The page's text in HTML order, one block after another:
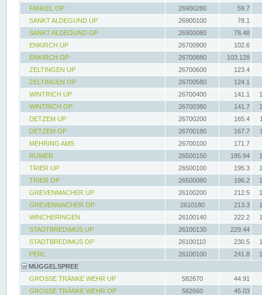
FANKEL OP
26900280
59.7
SANKT ALDEGUND UP
26900100
78.1
SANKT ALDEGUND OP
26900080
78.48
ENKIRCH UP
26700900
102.6
ENKIRCH OP
26700880
103.128
ZELTINGEN UP
26700600
123.4
ZELTINGEN OP
26700580
124.1
WINTRICH UP
26700400 141.1
WINTRICH OP
26700380 141.7
DETZEM UP
26700200 165.4
DETZEM OP
26700180 167.7
MEHRING AMS
26700100
171.7
RUWER
26500150 185.94
TRIER UP
26500100 195.3
TRIER OP
26500080 196.2
GREVENMACHER UP
26100200 212.5
GREVENMACHER OP
2610180 213.3
WINCHERINGEN
26100140 222.2
STADTBREDIMUS UP
26100130
229.44
STADTBREDIMUS OP
26100110 230.5
PERL
26100100 241.8
MÜGGELSPREE
GROSSE TRÄNKE WEHR UP
582670
44.91
GROSSE TRÄNKE WEHR OP
582660
45.03